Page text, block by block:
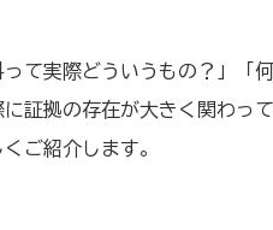
て実際どういうもの？」「
証拠の存在が大きく関わっ
ご紹介します。